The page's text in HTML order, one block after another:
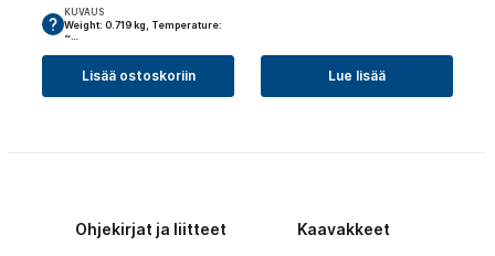
KUVAUS
Weight: 0.719 kg, Temperature:
~…
Lisää ostoskoriin Lue lisää
Ohjekirjat ja liitteet Kaavakkeet